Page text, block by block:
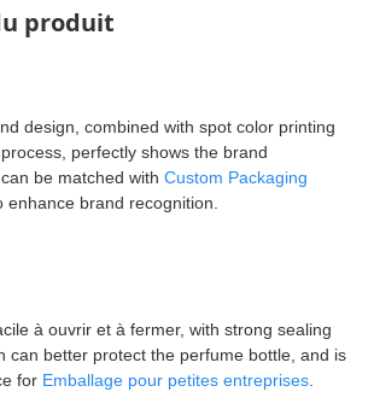
produit
design combined with spot color printing
, perfectly shows the brand
be matched with Custom Packaging
enhance brand recognition
à ouvrir et à fermer, with strong sealing
can better protect the perfume bottle, and is
for Emballage pour petites entreprises.